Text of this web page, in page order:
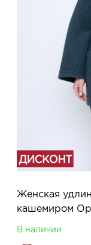
Женская
кашемиром
В наличии